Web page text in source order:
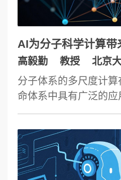
现跨模态、跨领域科
深度融合；AGI for
新传统科学计算模式，
效率及精度；AGI for
人机协同环境，增强科
与创新能力。通过三
有望开启全新的科学研
具的革命”到“革命的工
报告将重点介绍AGI
数据高效表征、跨学
及覆盖假设提出到实
演化等方面的最新进
AI为分子科学计算带
高毅勤 教授
北京
分子体系的多尺度计
命体系中具有广泛的
型、算法和硬件的快
度的分子体系计算研
本报告中，我们将介绍
子聚集体体系结构预测